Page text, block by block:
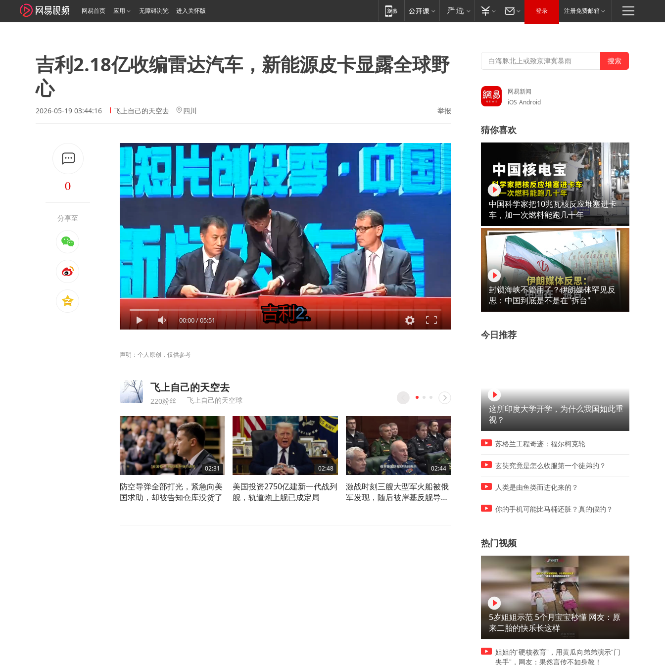
网易首页 应用 无障碍浏览 进入关怀版 登录 注册免费邮箱
吉利2.18亿收编雷达汽车，新能源皮卡显露全球野
心
2026-05-19 03:44:16 飞上自己的天空去 四川 举报
0
分享至
00:00/05:51
声明：个人原创，仅供参考
飞上自己的天空去
220粉丝 飞上自己的天空球
02:31
防空导弹全部打光，紧急向美
国求助，却被告知仓库没货了
02:48
美国投资2750亿建新一代战列
舰，轨道炮上舰已成定局
02:44
激战时刻三艘大型军火船被俄
军发现，随后被岸基反舰导弹
04:33
伊朗导弹挡住美国三战推演，
西专家安东尼奥·塞古拉：中
网易新闻
iOS Android
猜你喜欢
中国科学家把10兆瓦核反应堆塞进卡
车，加一次燃料能跑几十年
封锁海峡不管用了？伊朗媒体罕见反
思：中国到底是不是在"拆台"
今日推荐
这所印度大学开学，为什么我国如此重
视？
苏格兰工程奇迹：福尔柯克轮
玄奘究竟是怎么收服第一个徒弟的？
人类是由鱼类而进化来的？
你的手机可能比马桶还脏？真的假的？
热门视频
5岁姐姐示范 5个月宝宝秒懂 网友：原
来二胎的快乐长这样
姐姐的“硬核教育”，用黄瓜向弟弟演示“门
夹手”，网友：果然言传不如身教！